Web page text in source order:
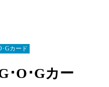
･Gカード
･O･Gカー